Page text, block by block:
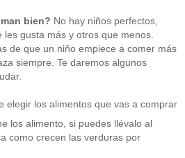
bien? No hay niños perfectos,
gusta más y otros que menos.
de que un niño empiece a comer más
siempre. Te daremos algunos
elegir los alimentos que vas a comprar
los alimento, si puedes llévalo al
como crecen las verduras por